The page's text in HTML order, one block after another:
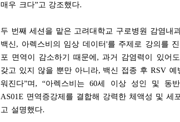
매우 크다”고 강조했다.
두 번째 세션을 맡은 고려대학교 구로병원 감염내
백신, 아렉스비의 임상 데이터'를 주제로 강의를
포 면역이 감소하기 때문에 ,과거 감염력이 있어
갖고 있지 않을 뿐만 아니라, 백신 접종 후 RSV 예
워진다”며 , “아렉스비는60세 이상 성인 및 동반
AS01E 면역증강제를 결합해 강력한 체액성 및 세
고 설명했다.